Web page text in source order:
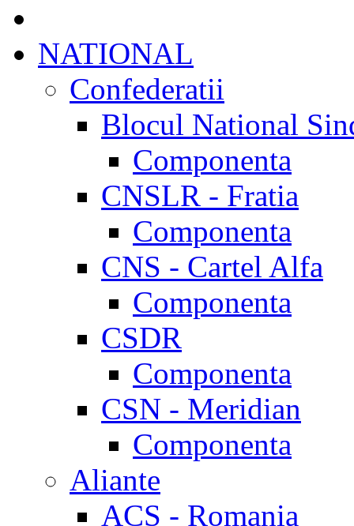
NATIONAL
Confederatii
Blocul National
Componenta
CNSLR - Fratia
Componenta
CNS - Cartel Alfa
Componenta
CSDR
Componenta
CSN - Meridian
Componenta
Aliante
ACS - Romania